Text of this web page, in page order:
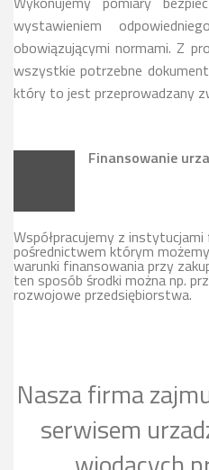
wystawieniem
obowiązującymi normami. Z
wszystkie potrzebne
który to jest przeprowadzany
Finansowanie
Współpracujemy z
pośrednictwem którym
warunki finansowania przy
ten sposób środki można np.
rozwojowe przedsiębiorstwa.
Nasza firma
serwisem